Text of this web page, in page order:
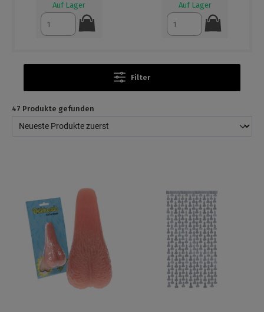
Auf Lager Auf Lager
Filter
47 Produkte gefunden